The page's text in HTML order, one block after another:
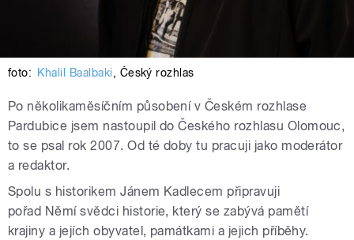
foto: Khalil Baalbaki, Český rozhlas
Po několikaměsíčním působení v Českém rozhlase
Pardubice jsem nastoupil do Českého rozhlasu Olomouc,
to se psal rok 2007. Od té doby tu pracuji jako moderátor
a redaktor.
Spolu s historikem Jánem Kadlecem připravuji
pořad Němí svědci historie, který se zabývá pamětí
krajiny a jejích obyvatel, památkami a jejich příběhy.